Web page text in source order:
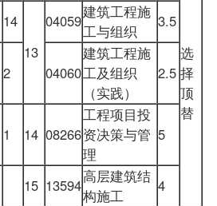
选
择
顶
替
14
13
04059建筑工程施
工与组织
3.5
2 04060
建筑工程施
工及组织
（实践）
2.5
1 14 08266
工程项目投
资决策与管
理
5
15 13594高层建筑结
构施工
4